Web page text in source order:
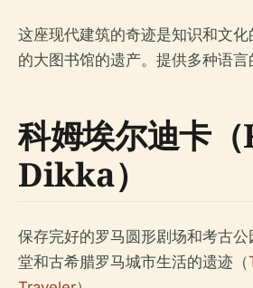
这座现代建筑的奇迹是知识和文
的大图书馆的遗产。提供多种语言
科姆埃尔迪卡
Dikka）
保存完好的罗马圆形剧场和考古
堂和古希腊罗马城市生活的遗迹（